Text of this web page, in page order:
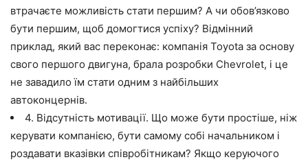
втрачаєте можливість стати першим? А чи обов’язково
бути першим, щоб домогтися успіху? Відмінний
приклад, який вас переконає: компанія Toyota за основу
свого першого двигуна, брала розробки Chevrolet, і це
не завадило їм стати одним з найбільших
автоконцернів.
4. Відсутність мотивації. Що може бути простіше, ніж
керувати компанією, бути самому собі начальником і
роздавати вказівки співробітникам? Якщо керуючого